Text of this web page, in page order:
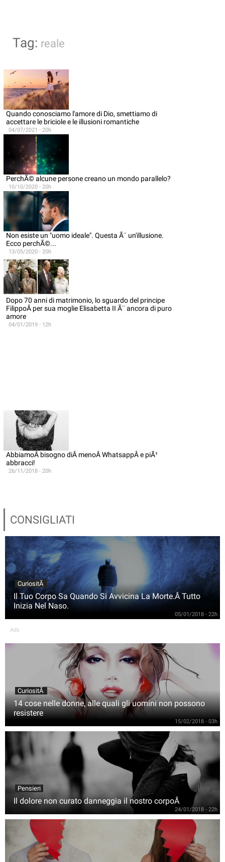
Tag: reale
Quando conosciamo l'amore di Dio, smettiamo di
accettare le briciole e le illusioni romantiche
04/07/2021 - 20h
PerchÃ© alcune persone creano un mondo parallelo?
10/10/2020 - 20h
Non esiste un "uomo ideale". Questa Ã¨ un'illusione.
Ecco perchÃ©...
13/05/2020 - 20h
Dopo 70 anni di matrimonio, lo sguardo del principe
FilippoÂ per sua moglie Elisabetta II Ã¨ ancora di puro
amore
04/01/2019 - 12h
AbbiamoÂ bisogno diÂ menoÂ WhatsappÂ e piÃ¹
abbracci!
26/11/2018 - 20h
CONSIGLIATI
CuriositÃ
Il Tuo Corpo Sa Quando Si Avvicina La Morte.Â Tutto
Inizia Nel Naso.
05/01/2018 - 22h
Ads
CuriositÃ
14 cose nelle donne, alle quali gli uomini non possono
resistere
15/02/2018 - 03h
Pensieri
Il dolore non curato danneggia il nostro corpoÂ
24/01/2018 - 22h